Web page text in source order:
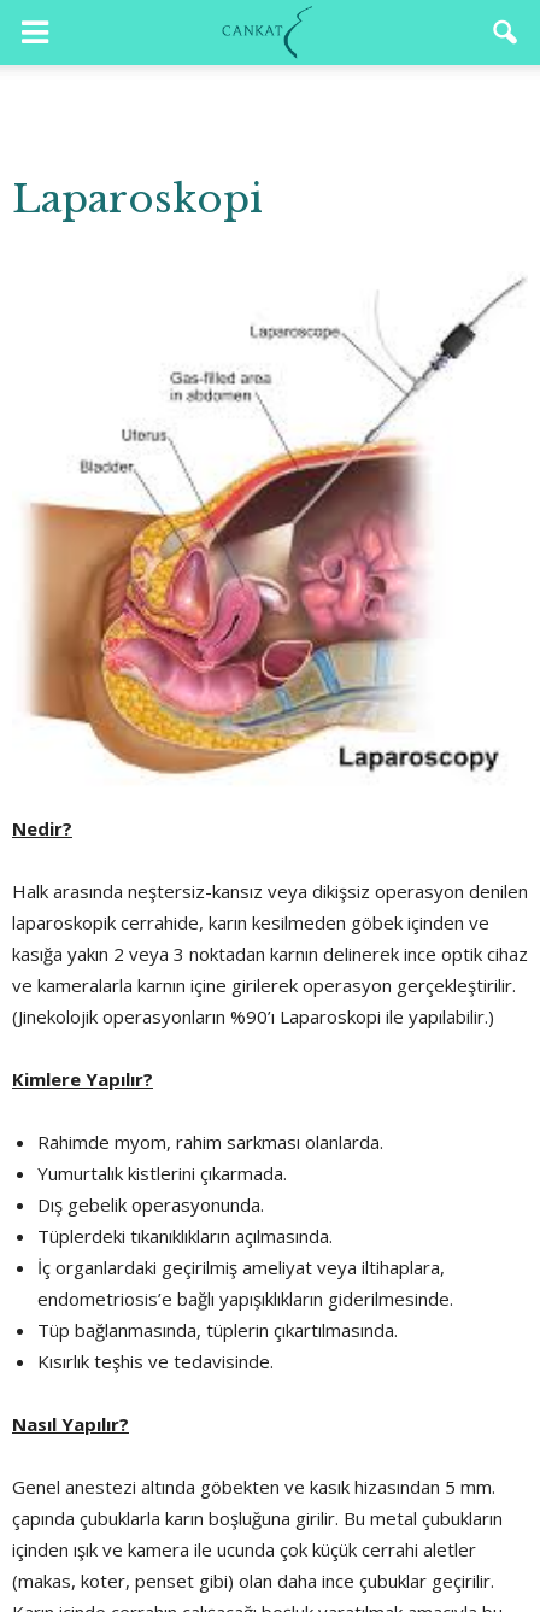
Laparoskopi
Nedir?
Halk arasında neştersiz-kansız veya dikişsiz operasyon denilen
laparoskopik cerrahide, karın kesilmeden göbek içinden ve
kasığa yakın 2 veya 3 noktadan karnın delinerek ince optik cihaz
ve kameralarla karnın içine girilerek operasyon gerçekleştirilir.
(Jinekolojik operasyonların %90’ı Laparoskopi ile yapılabilir.)
Kimlere Yapılır?
Rahimde myom, rahim sarkması olanlarda.
Yumurtalık kistlerini çıkarmada.
Dış gebelik operasyonunda.
Tüplerdeki tıkanıklıkların açılmasında.
İç organlardaki geçirilmiş ameliyat veya iltihaplara,
endometriosis’e bağlı yapışıklıkların giderilmesinde.
Tüp bağlanmasında, tüplerin çıkartılmasında.
Kısırlık teşhis ve tedavisinde.
Nasıl Yapılır?
Genel anestezi altında göbekten ve kasık hizasından 5 mm.
çapında çubuklarla karın boşluğuna girilir. Bu metal çubukların
içinden ışık ve kamera ile ucunda çok küçük cerrahi aletler
(makas, koter, penset gibi) olan daha ince çubuklar geçirilir.